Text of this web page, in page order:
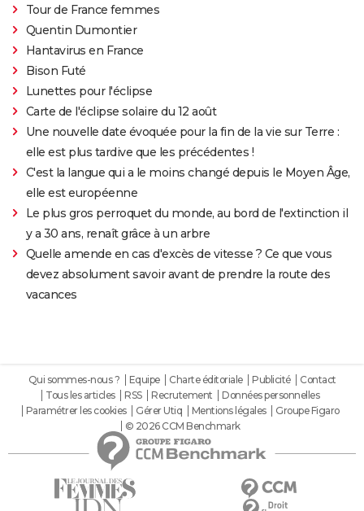
Tour de France femmes
Quentin Dumontier
Hantavirus en France
Bison Futé
Lunettes pour l'éclipse
Carte de l'éclipse solaire du 12 août
Une nouvelle date évoquée pour la fin de la vie sur Terre :
elle est plus tardive que les précédentes !
C'est la langue qui a le moins changé depuis le Moyen Âge,
elle est européenne
Le plus gros perroquet du monde, au bord de l'extinction il
y a 30 ans, renaît grâce à un arbre
Quelle amende en cas d'excès de vitesse ? Ce que vous
devez absolument savoir avant de prendre la route des
vacances
Qui sommes-nous ? Equipe Charte éditoriale Publicité
Contact
Tous les articles
RSS Recrutement
Données personnelles
Paramétrer les cookies
Gérer Utiq Mentions légales
Groupe Figaro
© 2026 CCM Benchmark